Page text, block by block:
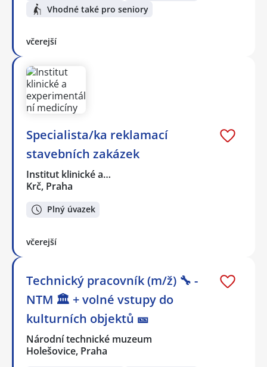
Vhodné také pro seniory
včerejší
Specialista/ka reklamací
stavebních zakázek
Institut klinické a…
Krč, Praha
Plný úvazek
včerejší
Technický pracovník (m/ž) 🔧 -
NTM 🏛 + volné vstupy do
kulturních objektů 🎫
Národní technické muzeum
Holešovice, Praha